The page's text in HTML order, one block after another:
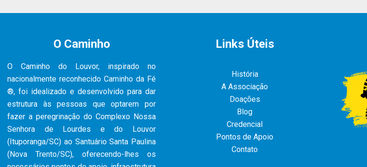
O Caminho
O Caminho do Louvor, inspirado no
nacionalmente reconhecido Caminho da Fé
®, foi idealizado e desenvolvido para dar
estrutura às pessoas que optarem por
fazer a peregrinação do Complexo Nossa
Senhora de Lourdes e do Louvor
(Ituporanga/SC) ao Santuário Santa Paulina
(Nova Trento/SC), oferecendo-lhes os
Links Úteis
História
A Associação
Doações
Blog
Credencial
Pontos de Apoio
Contato